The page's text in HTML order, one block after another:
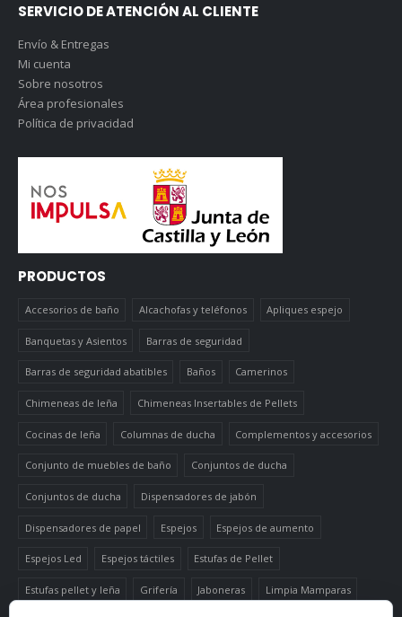
SERVICIO DE ATENCIÓN AL CLIENTE
Envío & Entregas
Mi cuenta
Sobre nosotros
Área profesionales
Política de privacidad
PRODUCTOS
Accesorios de baño Alcachofas y teléfonos Apliques espejo
Banquetas y Asientos Barras de seguridad
Barras de seguridad abatibles Baños Camerinos
Chimeneas de leña Chimeneas Insertables de Pellets
Cocinas de leña Columnas de ducha Complementos y accesorios
Conjunto de muebles de baño Conjuntos de ducha
Conjuntos de ducha Dispensadores de jabón
Dispensadores de papel Espejos Espejos de aumento
Espejos Led Espejos táctiles Estufas de Pellet
Estufas pellet y leña Grifería Jaboneras Limpia Mamparas